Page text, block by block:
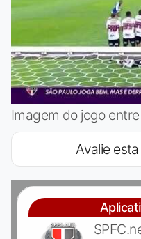
Imagem do jogo
Avalie